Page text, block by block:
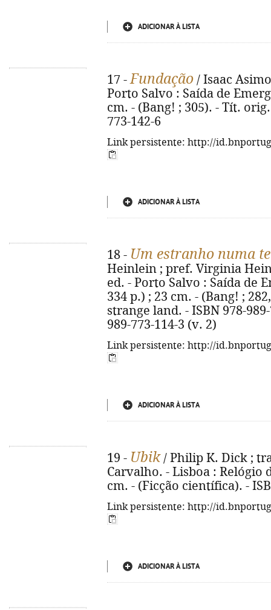
ADICIONAR À LISTA
17 -Fundação / Isaac
Porto Salvo : Saída de
cm. - (Bang! ; 305). - Tít.
773-142-6
Link persistente: http://
ADICIONAR À LISTA
18 - Um estranho numa
Heinlein ; pref. Virginia
ed. - Porto Salvo : Saída de
334 p.) ; 23 cm. - (Bang! ;
strange land. - ISBN 978-
989-773-114-3 (v. 2)
Link persistente: http://
ADICIONAR À LISTA
19 - Ubik/ Philip K. Dick ;
Carvalho. - Lisboa : Relógio
cm. - (Ficção científica). -
Link persistente: http://
ADICIONAR À LISTA